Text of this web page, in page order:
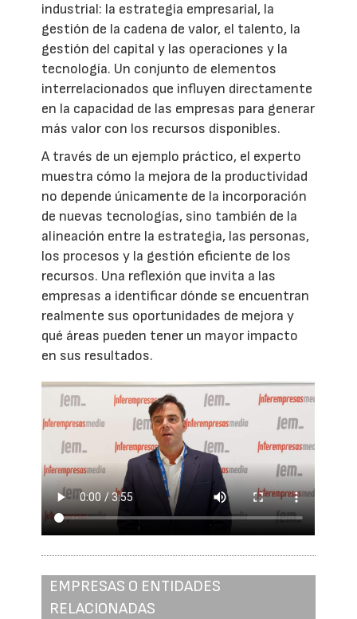
industrial: la estrategia empresarial, la
gestión de la cadena de valor, el talento, la
gestión del capital y las operaciones y la
tecnología. Un conjunto de elementos
interrelacionados que influyen directamente
en la capacidad de las empresas para generar
más valor con los recursos disponibles.
A través de un ejemplo práctico, el experto
muestra cómo la mejora de la productividad
no depende únicamente de la incorporación
de nuevas tecnologías, sino también de la
alineación entre la estrategia, las personas,
los procesos y la gestión eficiente de los
recursos. Una reflexión que invita a las
empresas a identificar dónde se encuentran
realmente sus oportunidades de mejora y
qué áreas pueden tener un mayor impacto
en sus resultados.
EMPRESAS O ENTIDADES
RELACIONADAS